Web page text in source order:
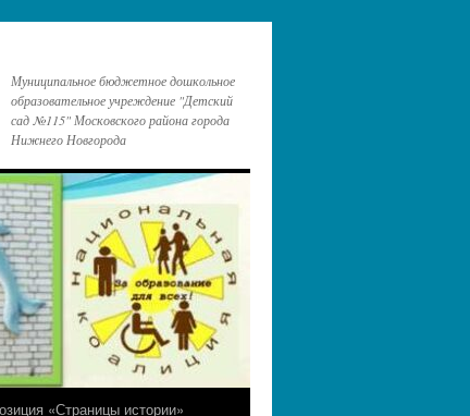
Муниципальное бюджетное дошкольное
образовательное учреждение "Детский
сад №115" Московского района города
Нижнего Новгорода
«Страницы истории»